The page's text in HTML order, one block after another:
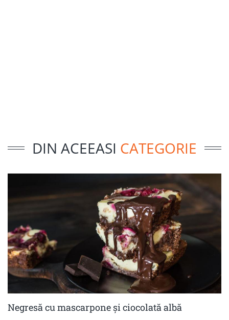
DIN ACEEASI CATEGORIE
Negresă cu mascarpone și ciocolată albă